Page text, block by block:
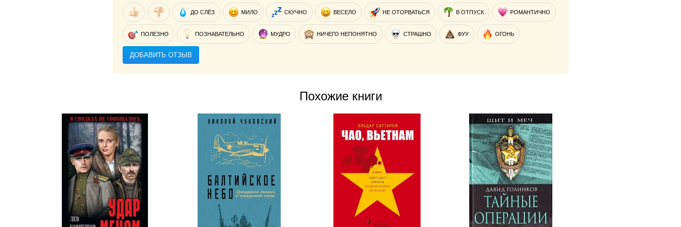
ДО СЛЁЗ МИЛО СКУЧНО ВЕСЕЛО НЕ ОТОРВАТЬСЯ В ОТПУСК РОМАНТИЧНО
ПОЛЕЗНО ПОЗНАВАТЕЛЬНО МУДРО НИЧЕГО НЕПОНЯТНО СТРАШНО ФУУ ОГОНЬ
ДОБАВИТЬ ОТЗЫВ
Похожие книги